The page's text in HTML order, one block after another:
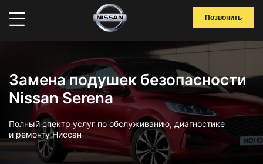
Позвонить
Замена подушек безопасности
Nissan Serena
Полный спектр услуг по обслуживанию, диагностике
и ремонту Ниссан